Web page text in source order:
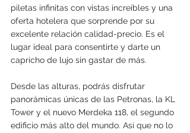
piletas infinitas con vistas increíbles y una
oferta hotelera que sorprende por su
excelente relación calidad-precio. Es el
lugar ideal para consentirte y darte un
capricho de lujo sin gastar de más.
Desde las alturas, podrás disfrutar
panorámicas únicas de las Petronas, la KL
Tower y el nuevo Merdeka 118, el segundo
edificio más alto del mundo. Así que no lo